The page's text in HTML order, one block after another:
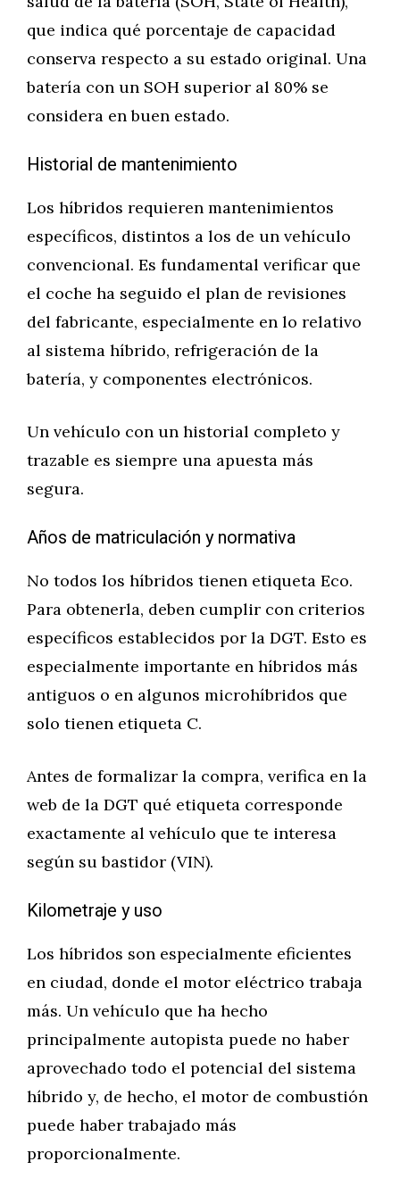
que indica qué porcentaje de capacidad
conserva respecto a su estado original. Una
batería con un SOH superior al 80% se
considera en buen estado.
Historial de mantenimiento
Los híbridos requieren mantenimientos
específicos, distintos a los de un vehículo
convencional. Es fundamental verificar que
el coche ha seguido el plan de revisiones
del fabricante, especialmente en lo relativo
al sistema híbrido, refrigeración de la
batería, y componentes electrónicos.
Un vehículo con un historial completo y
trazable es siempre una apuesta más
segura.
Años de matriculación y normativa
No todos los híbridos tienen etiqueta Eco.
Para obtenerla, deben cumplir con criterios
específicos establecidos por la DGT. Esto es
especialmente importante en híbridos más
antiguos o en algunos microhíbridos que
solo tienen etiqueta C.
Antes de formalizar la compra, verifica en la
web de la DGT qué etiqueta corresponde
exactamente al vehículo que te interesa
según su bastidor (VIN).
Kilometraje y uso
Los híbridos son especialmente eficientes
en ciudad, donde el motor eléctrico trabaja
más. Un vehículo que ha hecho
principalmente autopista puede no haber
aprovechado todo el potencial del sistema
híbrido y, de hecho, el motor de combustión
puede haber trabajado más
proporcionalmente.